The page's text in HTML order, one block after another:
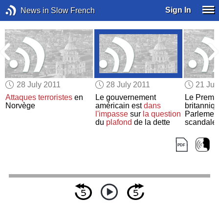
News in Slow French Sign In
28 July 2011
Attaques terroristes en
Norvège
28 July 2011
Le gouvernement
américain estdans
l'impassesur la question
du plafond de la dette
21
Le
scandale